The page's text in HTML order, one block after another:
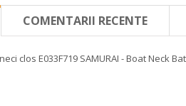
COMENTARII RECENTE
clos E033F719 SAMURAI - Boat Neck